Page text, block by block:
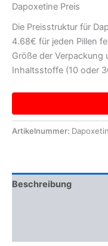
Dapoxetine Preis
Die Preisstruktur für
4.68€ für jeden Pillen
Größe der
Inhaltsstoffe (10 oder
Artikelnummer:
Beschreibung